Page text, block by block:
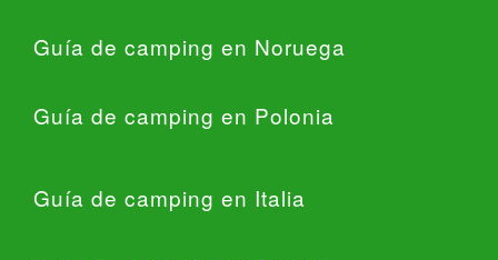
Guía de camping en Noruega
Guía de camping en Polonia
Guía de camping en Italia